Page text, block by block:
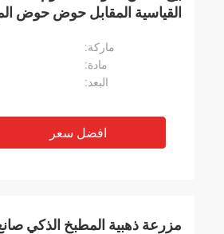
القياسية المقابل حوض حوض
ماركة:
مادة:
البعد:
افضل سعر
مزرعة ذهبية المطبخ الذكي